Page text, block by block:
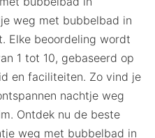
weg met bubbelbad in
Elke beoordeling wordt
1 tot 10, gebaseerd op
en faciliteiten. Zo vind je
nachtje weg
Ontdek nu de beste
weg met bubbelbad in